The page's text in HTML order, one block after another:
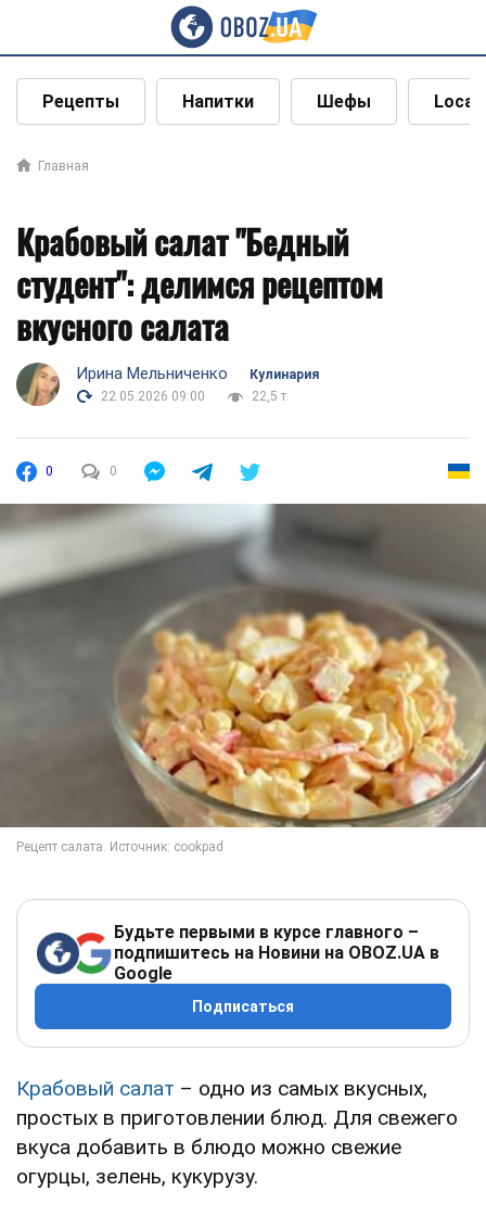
Рецепты Напитки Шефы Local
Главная
Крабовый салат "Бедный
студент": делимся рецептом
вкусного салата
Ирина Мельниченко
Кулинария
22.05.2026 09:00
22,5 т.
0 0
Будьте первыми в курсе главного –
подпишитесь на Новини на OBOZ.UA в
Google
Подписаться
Крабовый салат – одно из самых вкусных,
простых в приготовлении блюд. Для свежего
вкуса добавить в блюдо можно свежие
огурцы, зелень, кукурузу.